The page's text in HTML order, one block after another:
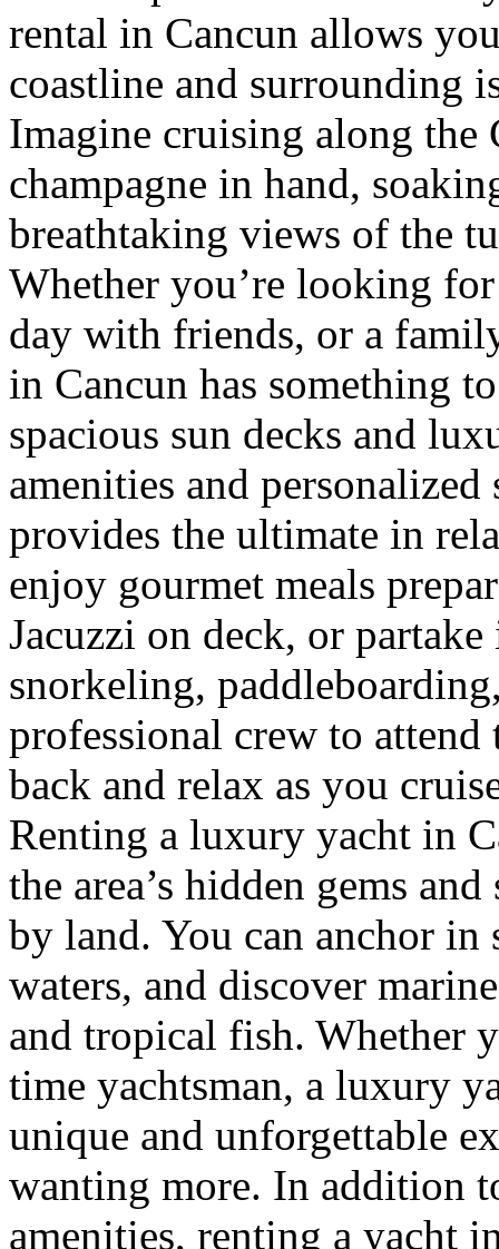
rental in Cancun allows
coastline and surrounding
Imagine cruising along the
champagne in hand,
breathtaking views of the
Whether you’re looking
day with friends, or a
in Cancun has something
spacious sun decks and
amenities and
provides the ultimate in
enjoy gourmet meals
Jacuzzi on deck, or
snorkeling,
professional crew to
back and relax as you
Renting a luxury yacht in
the area’s hidden gems
by land. You can anchor
waters, and discover
and tropical fish. Whether
time yachtsman, a luxury
unique and unforgettable
wanting more. In addition
amenities, renting a yacht